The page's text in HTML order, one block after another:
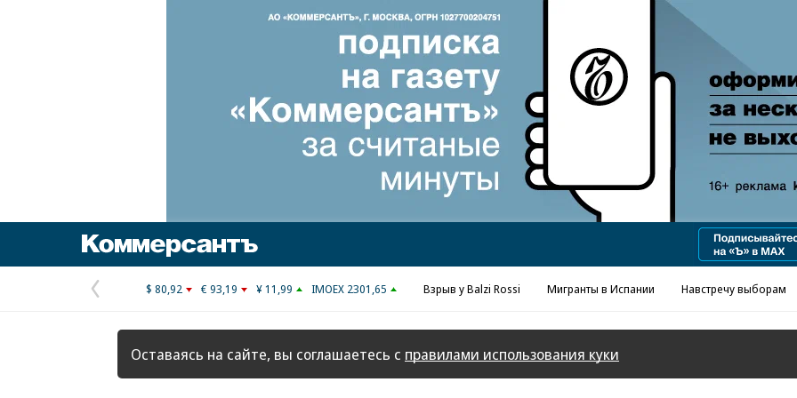
Предыдущая
страница
$ 80,92 € 93,19 ¥ 11,99 IMOEX 2301,65 Взрыв у Balzi Rossi Мигранты в Испании Навстречу выборам
Оставаясь на сайте, вы соглашаетесь с правилами использования куки